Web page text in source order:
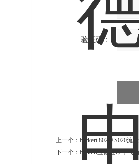
验证码：
上一个： burkert 8025+S020流
下一个： burkert宝德宝帝，气